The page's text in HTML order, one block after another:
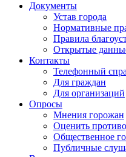
Документы
Устав города
Нормативные
Правила
Открытые
Контакты
Телефонный
Для граждан
Для организаций
Опросы
Мнения горожан
Оценить
Общественное
Публичные